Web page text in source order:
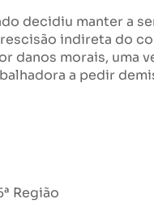
decidiu manter a
indireta do
danos morais, uma
a pedir
Região